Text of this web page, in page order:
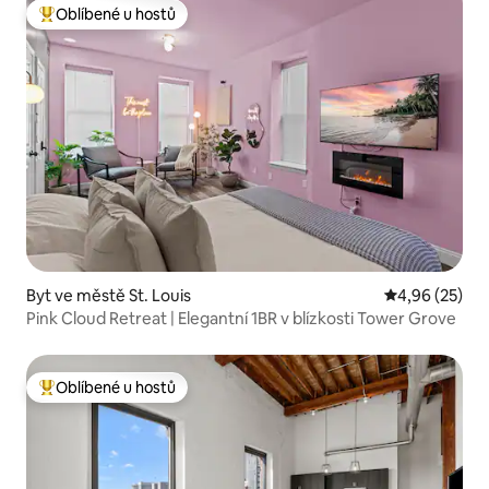
Nejlepší v kategorii Oblíbené u hostů
Oblíbené u hostů
Byt ve městě St. Louis Průměrné
4,96 (25)
Pink Cloud Retreat | Elegantní 1BR v blízkosti Tower Grove
Nejlepší v kategorii Oblíbené u hostů
Oblíbené u hostů